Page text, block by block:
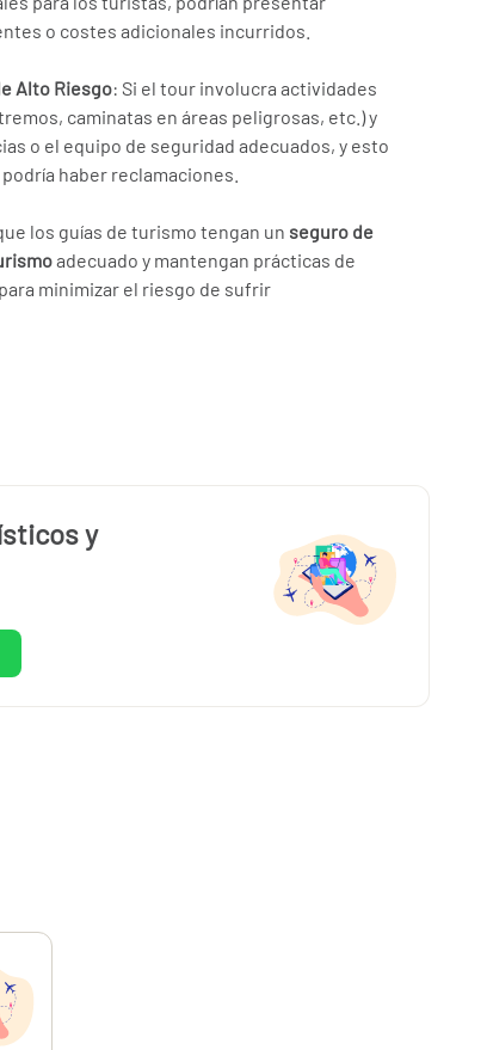
o costes adicionales incurridos.
Alto Riesgo: Si el tour involucra actividades
caminatas en áreas peligrosas, etc.) y
o el equipo de seguridad adecuados, y esto
haber reclamaciones.
los guías de turismo tengan un seguro de
adecuado y mantengan prácticas de
minimizar el riesgo de sufrir
y
€